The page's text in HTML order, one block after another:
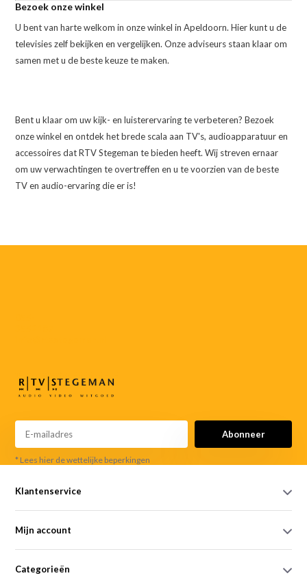
Bezoek onze winkel
U bent van harte welkom in onze winkel in Apeldoorn. Hier kunt u de
televisies zelf bekijken en vergelijken. Onze adviseurs staan klaar om
samen met u de beste keuze te maken.
Bent u klaar om uw kijk- en luisterervaring te verbeteren? Bezoek
onze winkel en ontdek het brede scala aan TV's, audioapparatuur en
accessoires dat RTV Stegeman te bieden heeft. Wij streven ernaar
om uw verwachtingen te overtreffen en u te voorzien van de beste
TV en audio-ervaring die er is!
Abonneer
* Lees hier de wettelijke beperkingen
Klantenservice
Mijn account
Categorieën